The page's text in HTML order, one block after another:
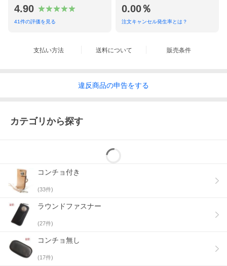
4.90
41件の評価を見る
0.00％
注文キャンセル発生率とは？
支払い方法 送料について 販売条件
違反商品の申告をする
カテゴリから探す
コンチョ付き
(33件)
ラウンドファスナー
(27件)
コンチョ無し
(17件)